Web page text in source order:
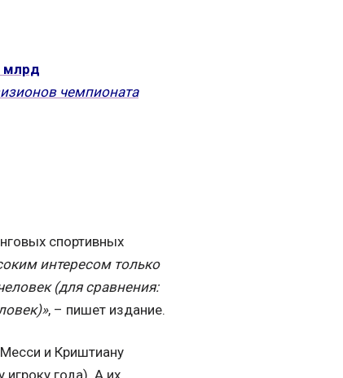
млрд
чемпионата
спортивных
интересом только
(для сравнения:
, – пишет издание.
и Криштиану
года). А их